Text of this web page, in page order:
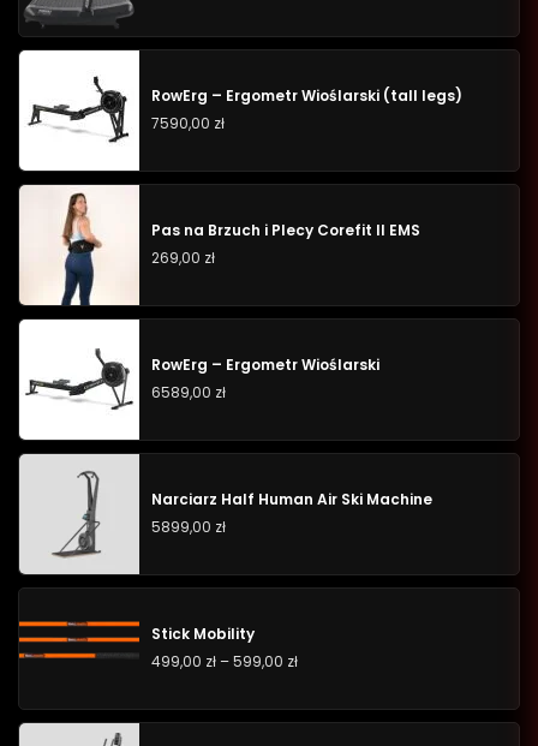
RowErg – Ergometr Wioślarski (tall legs)
7590,00 zł
Pas na Brzuch i Plecy Corefit II EMS
269,00 zł
RowErg – Ergometr Wioślarski
6589,00 zł
Narciarz Half Human Air Ski Machine
5899,00 zł
Stick Mobility
499,00 zł –599,00 zł